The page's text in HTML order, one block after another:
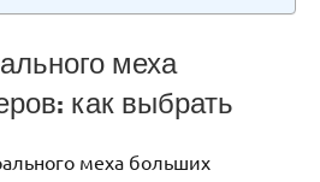
меха
как выбрать
меха больших